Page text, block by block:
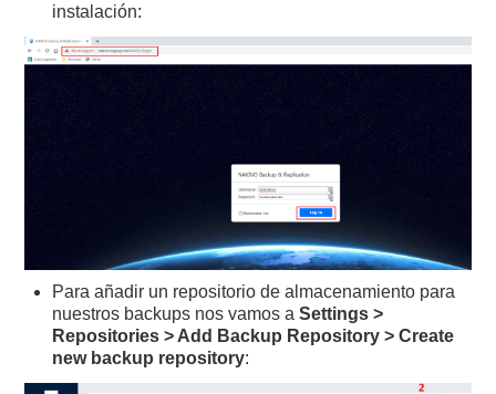
instalación:
Para añadir un repositorio de almacenamiento para
nuestros backups nos vamos aSettings >
Repositories > Add Backup Repository > Create
new backup repository: